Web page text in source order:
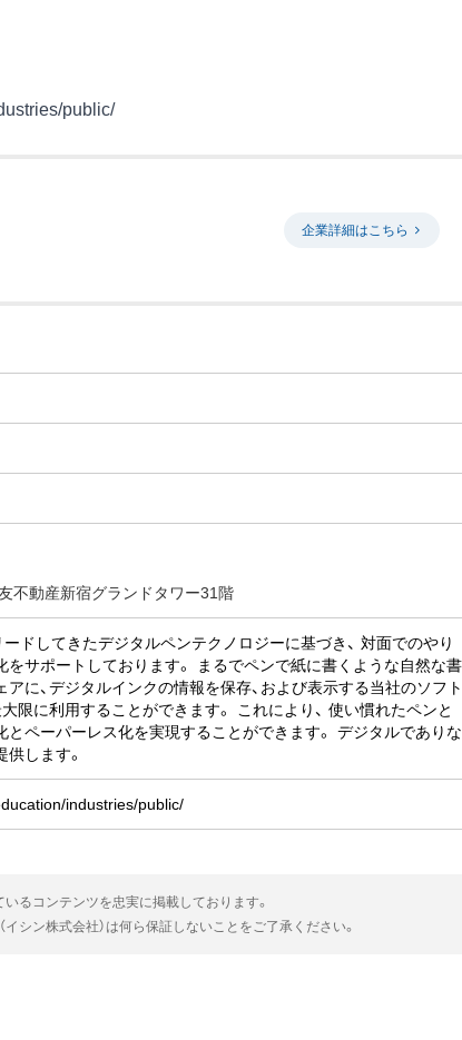
public/
企業詳細はこちら
不動産新宿グランドタワー31階
ドしてきたデジタルペンテクノロジーに基づき、 対面でのやり
サポートしております。 まるでペンで紙に書くような自然な書
に、デジタルインクの情報を保存、および表示する当社のソフト
限に利用することができます。 これにより、 使い慣れたペンと
ペーパーレス化を実現することができます。 デジタルでありな
します。
industries/public/
るコンテンツを忠実に掲載しております。
イシン株式会社）は何ら保証しないことをご了承ください。